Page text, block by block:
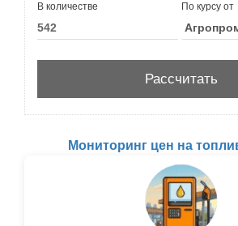
В количестве По курсу от
Мониторинг цен на